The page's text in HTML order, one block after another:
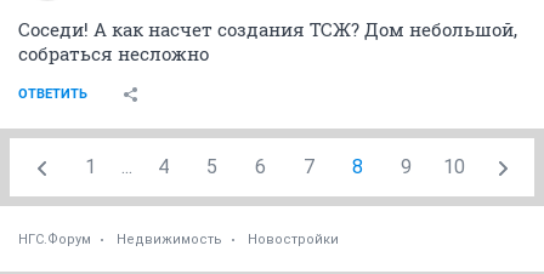
Соседи! А как насчет создания ТСЖ? Дом небольшой,
собраться несложно
ОТВЕТИТЬ
1 ... 4 5 6 7 8 9 10
НГС.Форум Недвижимость Новостройки